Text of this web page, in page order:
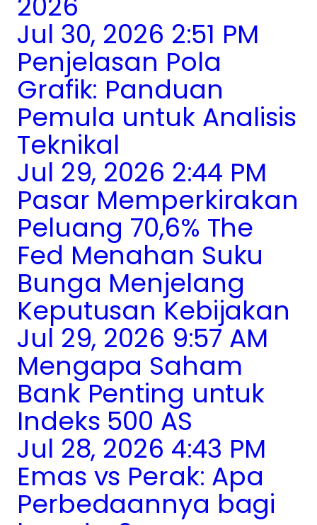
Jul 30, 2026 2:51 PM
Penjelasan Pola
Grafik: Panduan
Pemula untuk Analisis
Teknikal
Jul 29, 2026 2:44 PM
Pasar Memperkirakan
Peluang 70,6% The
Fed Menahan Suku
Bunga Menjelang
Keputusan Kebijakan
Jul 29, 2026 9:57 AM
Mengapa Saham
Bank Penting untuk
Indeks 500 AS
Jul 28, 2026 4:43 PM
Emas vs Perak: Apa
Perbedaannya bagi